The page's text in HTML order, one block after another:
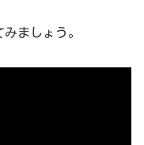
ましょう。